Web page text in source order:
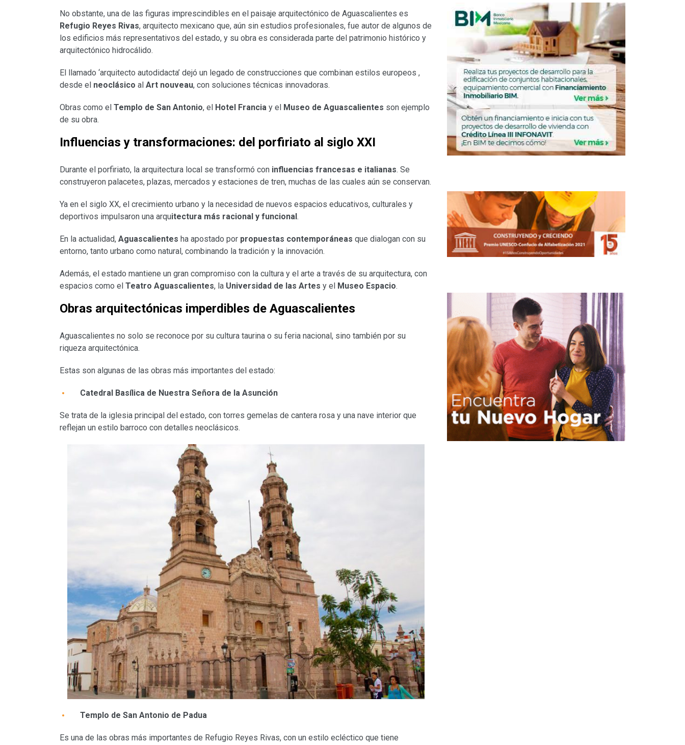
No obstante, una de las figuras imprescindibles en el paisaje arquitectónico de Aguascalientes es
Refugio Reyes Rivas, arquitecto mexicano que, aún sin estudios profesionales, fue autor de algunos de
los edificios más representativos del estado, y su obra es considerada parte del patrimonio histórico y
arquitectónico hidrocálido.
El llamado ‘arquitecto autodidacta’ dejó un legado de construcciones que combinan estilos europeos ,
desde el neoclásico al Art nouveau, con soluciones técnicas innovadoras.
Obras como el Templo de San Antonio, el Hotel Francia y el Museo de Aguascalientes son ejemplo
de su obra.
Influencias y transformaciones: del porfiriato al siglo XXI
Durante el porfiriato, la arquitectura local se transformó con influencias francesas e italianas. Se
construyeron palacetes, plazas, mercados y estaciones de tren, muchas de las cuales aún se conservan.
Ya en el siglo XX, el crecimiento urbano y la necesidad de nuevos espacios educativos, culturales y
deportivos impulsaron una arquitectura más racional y funcional .
En la actualidad, Aguascalientes ha apostado por propuestas contemporáneas que dialogan con su
entorno, tanto urbano como natural, combinando la tradición y la innovación.
Además, el estado mantiene un gran compromiso con la cultura y el arte a través de su arquitectura, con
espacios como el Teatro Aguascalientes, la Universidad de las Artes y el Museo Espacio.
Obras arquitectónicas imperdibles de Aguascalientes
Aguascalientes no solo se reconoce por su cultura taurina o su feria nacional, sino también por su
riqueza arquitectónica.
Estas son algunas de las obras más importantes del estado:
Catedral Basílica de Nuestra Señora de la Asunción
Se trata de la iglesia principal del estado, con torres gemelas de cantera rosa y una nave interior que
reflejan un estilo barroco con detalles neoclásicos.
Templo de San Antonio de Padua
Es una de las obras más importantes de Refugio Reyes Rivas, con un estilo ecléctico que tiene